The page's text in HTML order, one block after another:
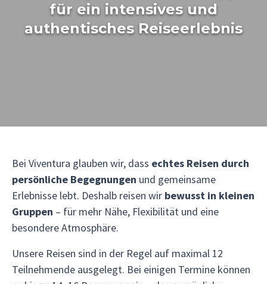
für ein intensives und
authentisches Reiseerlebnis
Bei Viventura glauben wir, dass echtes Reisen durch
persönliche Begegnungen und gemeinsame
Erlebnisse lebt. Deshalb reisen wir bewusst in kleinen
Gruppen – für mehr Nähe, Flexibilität und eine
besondere Atmosphäre.
Unsere Reisen sind in der Regel auf maximal 12
Teilnehmende ausgelegt. Bei einigen Termine können